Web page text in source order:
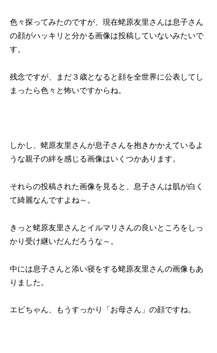
色々探ってみたのですが、現在蛯原友里さんは息子さん
の顔がハッキリと分かる画像は投稿していないみたいで
す。
残念ですが、まだ３歳となると顔を全世界に公表してし
まったら色々と怖いですからね。
しかし、蛯原友里さんが息子さんを抱きかかえているよ
うな親子の絆を感じる画像はいくつかあります。
それらの投稿された画像を見ると、息子さんは肌が白く
て綺麗なんですよね～。
きっと蛯原友里さんとイルマリさんの良いところをしっ
かり受け継いだんだろうな～。
中には息子さんと添い寝をする蛯原友里さんの画像もあ
りました。
エビちゃん、もうすっかり「お母さん」の顔ですね。